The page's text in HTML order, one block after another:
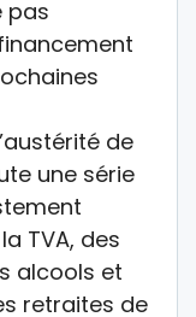
pas
de
une série
TVA, des
alcools et
retraites de